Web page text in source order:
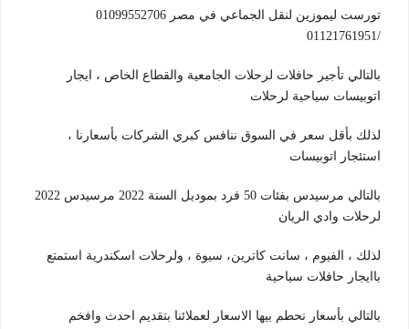
تورست ليموزين لنقل الجماعي في مصر 01099552706
/01121761951
بالتالي تأجير حافلات لرحلات الجامعية والقطاع الخاص ، ايجار
اتوبيسات سياحية لرحلات
لذلك بأقل سعر في السوق ننافس كبري الشركات بأسعارنا ،
استئجار اتوبيسات
بالتالي مرسيدس بفئات 50 فرد بموديل السنة 2022 مرسيدس 2022
لرحلات وادي الريان
لذلك ، الفيوم ، سانت كاترين، سيوة ، ولرحلات اسكندرية استمتع
باايجار حافلات سياحية
بالتالي بأسعار نحطم بيها الاسعار لعملائنا بتقديم احدث وافخم